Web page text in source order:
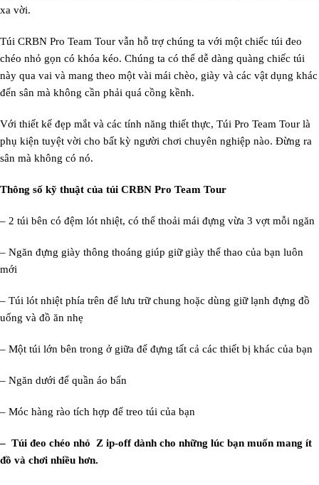
xa vời.
Túi CRBN Pro Team Tour vẫn hỗ trợ chúng ta với một chiếc túi đeo
chéo nhỏ gọn có khóa kéo. Chúng ta có thể dễ dàng quàng chiếc túi
này qua vai và mang theo một vài mái chèo, giày và các vật dụng khác
đến sân mà không cần phải quá cồng kềnh.
Với thiết kế đẹp mắt và các tính năng thiết thực, Túi Pro Team Tour là
phụ kiện tuyệt vời cho bất kỳ người chơi chuyên nghiệp nào. Đừng ra
sân mà không có nó.
Thông số kỹ thuật của túi CRBN Pro Team Tour
– 2 túi bên có đệm lót nhiệt, có thể thoải mái đựng vừa 3 vợt mỗi ngăn
– Ngăn đựng giày thông thoáng giúp giữ giày thể thao của bạn luôn
mới
– Túi lót nhiệt phía trên để lưu trữ chung hoặc dùng giữ lạnh đựng đồ
uống và đồ ăn nhẹ
– Một túi lớn bên trong ở giữa để đựng tất cả các thiết bị khác của bạn
– Ngăn dưới để quần áo bẩn
– Móc hàng rào tích hợp để treo túi của bạn
– Túi đeo chéo nhỏ Z ip-off dành cho những lúc bạn muốn mang ít
đồ và chơi nhiều hơn.